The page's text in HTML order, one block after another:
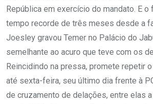
República em exercício do mandato. E o
tempo recorde de três meses desde a
Joesley gravou Temer no Palácio do
semelhante ao acuro que teve com os
Reincidindo na pressa, promete repetir
até sexta-feira, seu último dia frente à
de cruzamento de delações, entre elas